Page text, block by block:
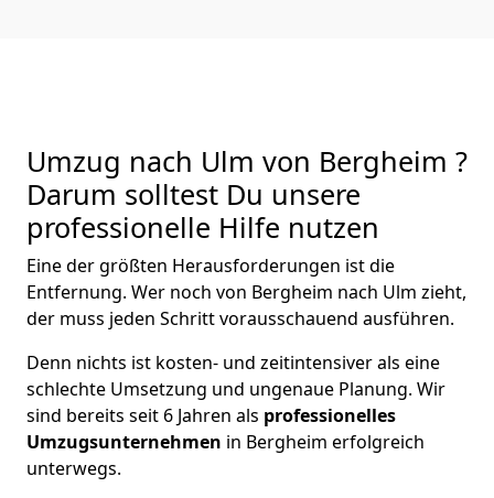
Umzug nach Ulm von Bergheim ?
Darum solltest Du unsere
professionelle Hilfe nutzen
Eine der größten Herausforderungen ist die
Entfernung. Wer noch von Bergheim nach Ulm zieht,
der muss jeden Schritt vorausschauend ausführen.
Denn nichts ist kosten- und zeitintensiver als eine
schlechte Umsetzung und ungenaue Planung. Wir
sind bereits seit 6 Jahren als professionelles
Umzugsunternehmen in Bergheim erfolgreich
unterwegs.